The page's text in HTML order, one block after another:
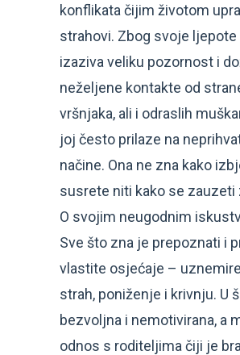
konflikata čijim životom
strahovi. Zbog svoje ljepote
izaziva veliku pozornost i
neželjene kontakte od
vršnjaka, ali i odraslih
joj često prilaze na
načine. Ona ne zna kako
susrete niti kako se zauzeti
O svojim neugodnim
Sve što zna je prepoznati i
vlastite osjećaje –
strah, poniženje i krivnju. U
bezvoljna i nemotivirana, a
odnos s roditeljima čiji je